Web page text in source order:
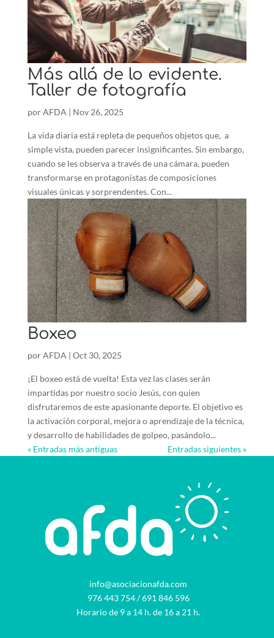
Más allá de lo evidente.
Taller de fotografía
porAFDA | Nov 26, 2025
La vida ⁢diaria está repleta de pequeños objetos que, ⁣ a
simple vista, pueden⁤ parecer insignificantes. Sin embargo,
cuando⁢ se les observa a⁤ través de una ⁢cámara, pueden
transformarse en⁣ protagonistas de composiciones
visuales únicas y ⁢sorprendentes. Con...
Boxeo
porAFDA | Oct 30, 2025
¡El boxeo está de vuelta! Esta vez las clases serán
impartidas por nuestro socio Jesús, con quien
disfrutaremos de este apasionante deporte. El objetivo es
la activación corporal, mejora o aprendizaje de la técnica,
y desarrollo de habilidades de golpeo, pasándolo...
« Entradas más antiguas
Entradas siguientes »
info@asociacionafda.com
976 443 754/691 846 596
Horario de 9 a 14 h. de 16 a 21 h.